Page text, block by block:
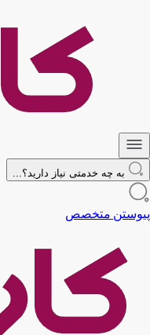
به چه خدمتی نیاز دارید؟...
پیوستن متخصص